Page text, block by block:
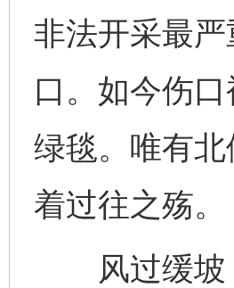
非法开采最
口。如今伤
绿毯。唯有北
着过往之殇。
风过缓坡，